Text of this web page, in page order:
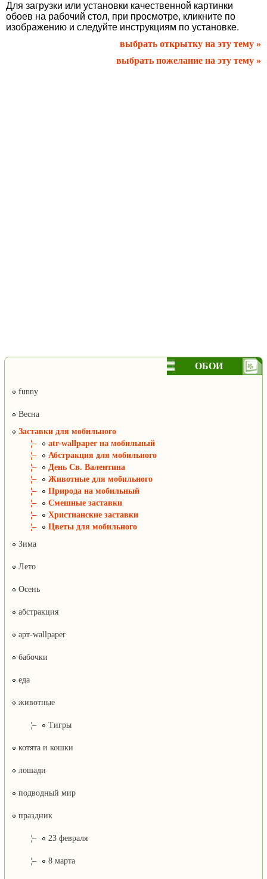
Для загрузки или установки качественной картинки
обоев на рабочий стол, при просмотре, кликните по
изображению и следуйте инструкциям по установке.
выбрать открытку на эту тему »
выбрать пожелание на эту тему »
ОБОИ
funny
Весна
Заставки для мобильного
¦–
atr-wallpaper на мобильный
¦–
Абстракция для мобильного
¦–
День Св. Валентина
¦–
Животные для мобильного
¦–
Природа на мобильный
¦–
Смешные заставки
¦–
Христианские заставки
¦–
Цветы для мобильного
Зима
Лето
Осень
абстракция
арт-wallpaper
бабочки
еда
животные
¦– Тигры
котята и кошки
лошади
подводный мир
праздник
¦– 23 февраля
¦– 8 марта